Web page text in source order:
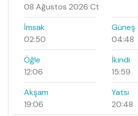
08 Ağustos 2026 Ct
İmsak
02:50
Güneş
04:48
Öğle
12:06
İkindi
15:59
Akşam
19:06
Yatsı
20:48